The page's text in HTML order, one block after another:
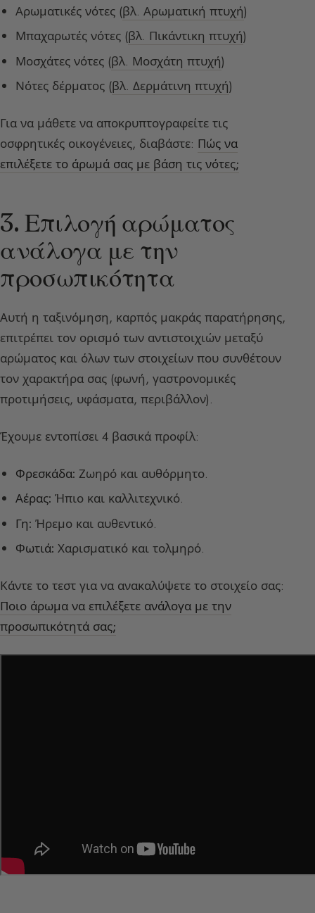
Αρωματικές νότες (βλ. Αρωματική πτυχή)
Μπαχαρωτές νότες (βλ. Πικάντικη πτυχή)
Μοσχάτες νότες (βλ. Μοσχάτη πτυχή)
Νότες δέρματος (βλ. Δερμάτινη πτυχή)
Για να μάθετε να αποκρυπτογραφείτε τις
οσφρητικές οικογένειες, διαβάστε: Πώς να
επιλέξετε το άρωμά σας με βάση τις νότες;
3. Επιλογή αρώματος
ανάλογα με την
προσωπικότητα
Αυτή η ταξινόμηση, καρπός μακράς παρατήρησης,
επιτρέπει τον ορισμό των αντιστοιχιών μεταξύ
αρώματος και όλων των στοιχείων που συνθέτουν
τον χαρακτήρα σας (φωνή, γαστρονομικές
προτιμήσεις, υφάσματα, περιβάλλον).
Έχουμε εντοπίσει 4 βασικά προφίλ:
Φρεσκάδα: Ζωηρό και αυθόρμητο.
Αέρας: Ήπιο και καλλιτεχνικό.
Γη: Ήρεμο και αυθεντικό.
Φωτιά: Χαρισματικό και τολμηρό.
Κάντε το τεστ για να ανακαλύψετε το στοιχείο σας:
Ποιο άρωμα να επιλέξετε ανάλογα με την
προσωπικότητά σας;